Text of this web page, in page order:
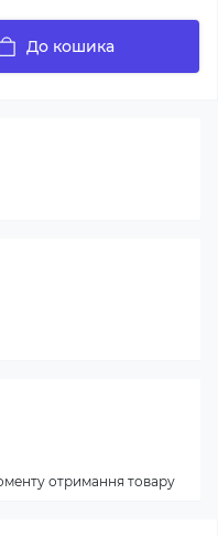
До кошика
отримання товару